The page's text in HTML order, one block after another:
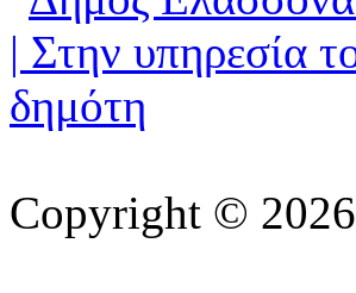
Copyright © 2026